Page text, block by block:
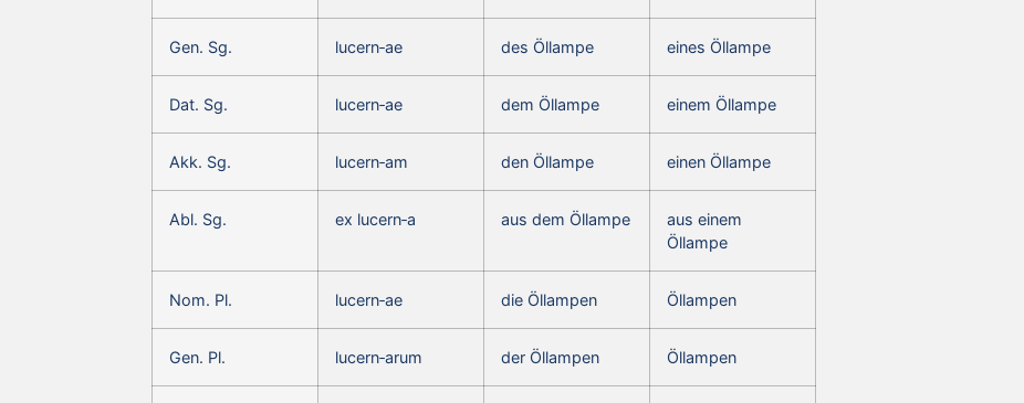
Gen. Sg. lucern‑ae des Öllampe eines Öllampe
Dat. Sg. lucern‑ae dem Öllampe einem Öllampe
Akk. Sg. lucern‑am den Öllampe einen Öllampe
Abl. Sg. ex lucern‑a aus dem Öllampe
aus einem
Öllampe
Nom. Pl. lucern‑ae die Öllampen Öllampen
Gen. Pl. lucern‑arum der Öllampen Öllampen